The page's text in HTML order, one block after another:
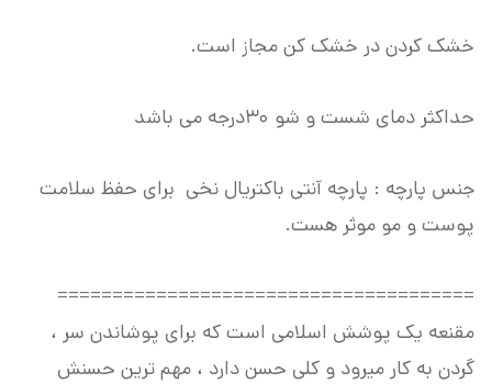
خشک کردن در خشک کن مجاز است.
حداکثر دمای شست و شو ۳۰درجه می باشد
جنس پارچه : پارچه آنتی باکتریال نخی برای حفظ سلامت
پوست و مو موثر هست.
======================================
مقنعه یک پوشش اسلامی است که برای پوشاندن سر ،
گردن به کار میرود و کلی حسن دارد ، مهم ترین حسنش